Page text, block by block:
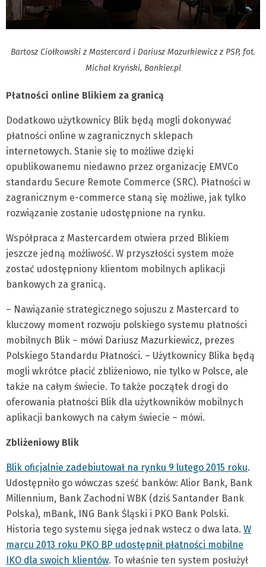
Bartosz Ciołkowski z Mastercard i Dariusz Mazurkiewicz z PSP, fot.
Michał Kryński, Bankier.pl
Płatności online Blikiem za granicą
Dodatkowo użytkownicy Blik będą mogli dokonywać
płatności online w zagranicznych sklepach
internetowych. Stanie się to możliwe dzięki
opublikowanemu niedawno przez organizację EMVCo
standardu Secure Remote Commerce (SRC). Płatności w
zagranicznym e-commerce staną się możliwe, jak tylko
rozwiązanie zostanie udostępnione na rynku.
Współpraca z Mastercardem otwiera przed Blikiem
jeszcze jedną możliwość. W przyszłości system może
zostać udostępniony klientom mobilnych aplikacji
bankowych za granicą.
– Nawiązanie strategicznego sojuszu z Mastercard to
kluczowy moment rozwoju polskiego systemu płatności
mobilnych Blik – mówi Dariusz Mazurkiewicz, prezes
Polskiego Standardu Płatności. – Użytkownicy Blika będą
mogli wkrótce płacić zbliżeniowo, nie tylko w Polsce, ale
także na całym świecie. To także początek drogi do
oferowania płatności Blik dla użytkowników mobilnych
aplikacji bankowych na całym świecie – mówi.
Zbliżeniowy Blik
Blik oficjalnie zadebiutował na rynku 9 lutego 2015 roku.
Udostępniło go wówczas sześć banków: Alior Bank, Bank
Millennium, Bank Zachodni WBK (dziś Santander Bank
Polska), mBank, ING Bank Śląski i PKO Bank Polski.
Historia tego systemu sięga jednak wstecz o dwa lata. W
marcu 2013 roku PKO BP udostępnił płatności mobilne
IKO dla swoich klientów. To właśnie ten system posłużył